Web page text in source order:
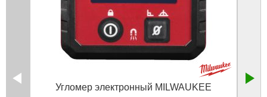
Угломер электронный MILWAUKEE